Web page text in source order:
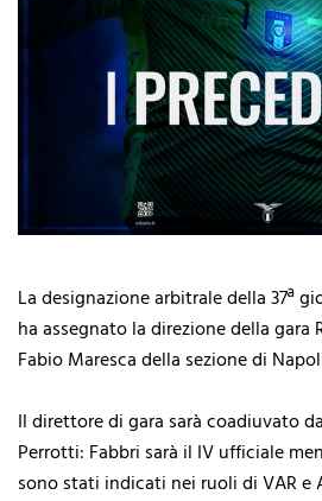
La designazione arbitrale della 37ª
ha assegnato la direzione della gara
Fabio Maresca della sezione di
Il direttore di gara sarà coadiuvato
Perrotti: Fabbri sarà il IV ufficiale
sono stati indicati nei ruoli di VAR e